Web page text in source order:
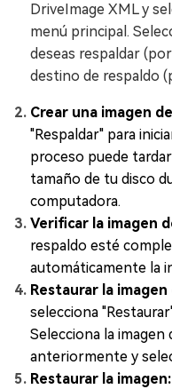
DriveImage XML y
menú principal.
deseas respaldar
destino de respaldo
Crear una imagen
"Respaldar" para
proceso puede
tamaño de tu disco
computadora.
Verificar la imagen
respaldo esté
automáticamente la
Restaurar la imagen
selecciona
Selecciona la
anteriormente y
Restaurar la imagen: